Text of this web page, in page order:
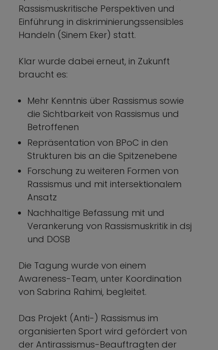
Rassismuskritische Perspektiven und
Einführung in diskriminierungssensibles
Handeln (Sinem Eker) statt.
Klar wurde dabei erneut, in Zukunft
braucht es:
Mehr Kenntnis über Rassismus sowie
die Sichtbarkeit von Rassismus und
Betroffenen
Repräsentation von BPoC in den
Strukturen bis an die Spitzenebene
Forschung zu weiteren Formen von
Rassismus und mit intersektionalem
Ansatz
Nachhaltige Befassung mit und
Verankerung von Rassismuskritik in dsj
und DOSB
Die Tagung wurde von einem
Awareness-Team, unter Koordination
von Sabrina Rahimi, begleitet.
Das Projekt (Anti-) Rassismus im
organisierten Sport wird gefördert von
der Antirassismus-Beauftragten der